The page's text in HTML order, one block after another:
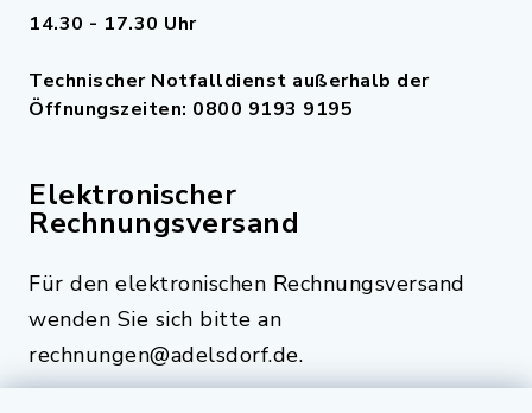
14.30 - 17.30 Uhr
Technischer Notfalldienst außerhalb der
Öffnungszeiten: 0800 9193 9195
Elektronischer
Rechnungsversand
Für den elektronischen Rechnungsversand
wenden Sie sich bitte an
rechnungen@adelsdorf.de.